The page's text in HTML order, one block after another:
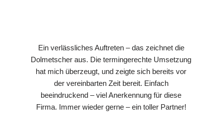
Ein verlässliches Auftreten – das zeichnet die
Dolmetscher aus. Die termingerechte Umsetzung
hat mich überzeugt, und zeigte sich bereits vor
der vereinbarten Zeit bereit. Einfach
beeindruckend – viel Anerkennung für diese
Firma. Immer wieder gerne – ein toller Partner!